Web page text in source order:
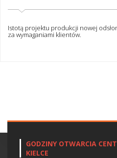
Istotą projektu produkcji nowej
za wymaganiami klientów.
GODZINY OTWARCIA
KIELCE